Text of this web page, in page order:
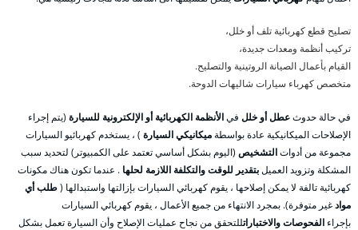
تصليح قطع كهربائية تلف أو خلل،
تركيب أنظمة ومعدات جديدة،
القيام بأعمال الصيانة الروتينية والتصليح.
متخصص كهرباء سيارات شاليهات الدوحة.
في حالة حدوثعطل أو خلل فيالأنظمة الكهربائية أو الإلكترونية للسيارة (يتم إجراء
الإصلاحات الميكانيكية عادة بواسطةميكانيكي السيارة ) ، يستخدم كهربائيو السيارات
مجموعة من أدواتالتشخيص (اليوم بشكل أساسي تعتمد على الكمبيوتر) لتحديد سبب
المشكلة وتزويد العميلبتقدير للوقت والتكلفة اللازمة لحلها . عندما تكون هناك مكونات
كهربائية تالفة لا يمكن إصلاحها ، يقوم كهربائي السيارات بإزالتها واستبدالها (طلب أي
موادغير متوفرة). بمجرد الانتهاء من جميع الأعمال ، يقوم كهربائي السيارات
بإجراء الفحوصات والاختباراتللتحقق من نجاح عمليات الإصلاح وأن السيارة تعمل بشكل